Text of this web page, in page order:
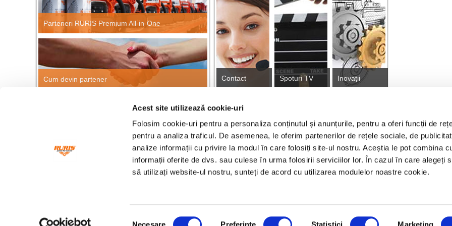
Acest site utilizează cookie-uri
Folosim cookie-uri pentru a personaliza conținutul și anunțurile, pentru a oferi funcții de
pentru a analiza traficul. De asemenea, le oferim partenerilor de rețele sociale, de
analize informații cu privire la modul în care folosiți site-ul nostru. Aceștia le pot combina
informații oferite de dvs. sau culese în urma folosirii serviciilor lor. În cazul în care alegeți
să utilizați website-ul nostru, sunteți de acord cu utilizarea modulelor noastre cookie.
Necesare Preferinţe Statistici Marketing
Parteneri RURIS Premium All-in-One
Cum devin partener Contact Spoturi TV Inovații
CĂUTARE RAPIDĂ PRODUSE
Caută
Fonduri europene Angajari proiect Tranzitie Justa Franciză RURIS GDPR
J1993003158160, RO 5045437
Bulevardul Decebal, nr. 111, Clădire